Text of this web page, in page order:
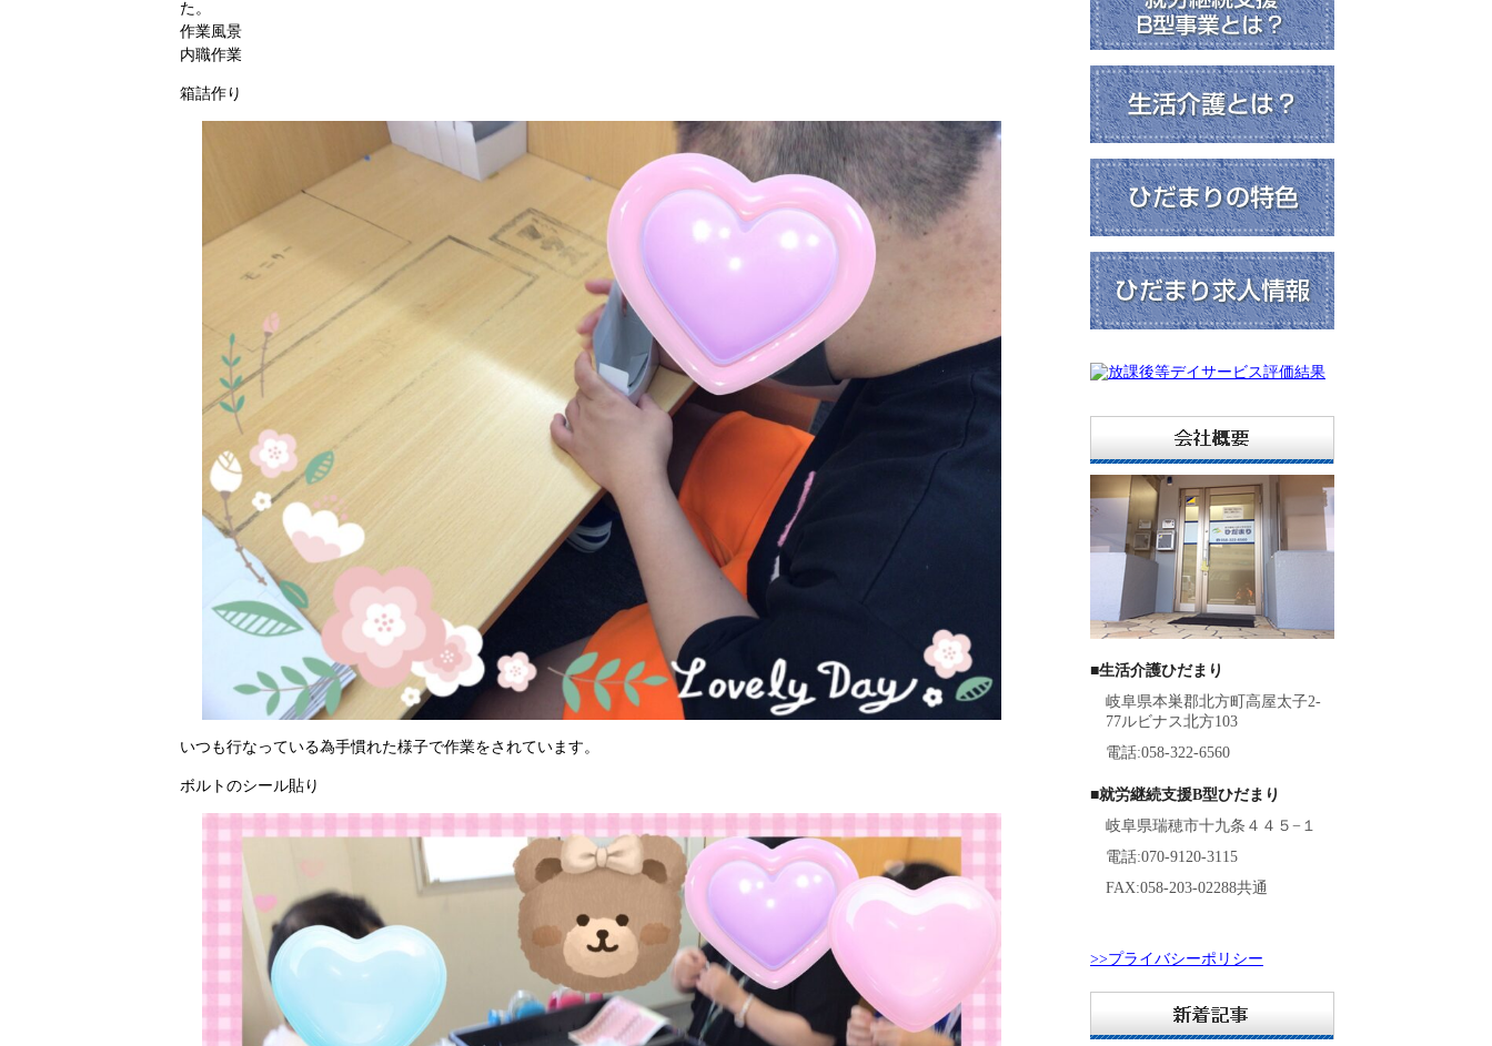
た。
作業風景
内職作業
箱詰作り
いつも行なっている為手慣れた様子で作業をされています。
ボルトのシール貼り
■生活介護ひだまり
岐阜県本巣郡北方町高屋太子2-
77ルビナス北方103
電話:058-322-6560
■就労継続支援B型ひだまり
岐阜県瑞穂市十九条４４５−１
電話:070-9120-3115
FAX:058-203-02288共通
>>プライバシーポリシー